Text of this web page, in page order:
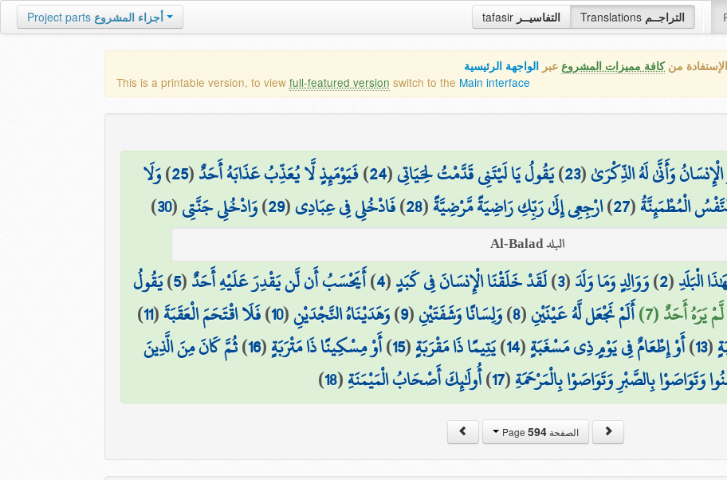
tafasir التفاسيــر Translations التراجــم Project parts أجزاء المشروع
منكافة مميزات المشروع عبر الواجهة الرئيسية
This is a printable version, to view full-featured version switch to the Main interface
وَأَنَّىٰ لَهُ الذِّكْرَىٰ(
23
)يَقُولُ يَا لَيْتَنِي قَدَّمْتُ لِحَيَاتِي(
24
)فَيَوْمَئِذٍ لَّا يُعَذِّبُ عَذَابَهُ أَحَدٌ(
25
)وَلَا
الْمُطْمَئِنَّةُ(
27
)ارْجِعِي إِلَىٰ رَبِّكِ رَاضِيَةً مَّرْضِيَّةً(
28
)فَادْخُلِي فِي عِبَادِي(
29
)وَادْخُلِي جَنَّتِي(
30
)
البلد Al-Balad
الْبَلَدِ(
2
)وَوَالِدٍ وَمَا وَلَدَ(
3
)لَقَدْ خَلَقْنَا الْإِنسَانَ فِي كَبَدٍ(
4
)أَيَحْسَبُ أَن لَّن يَقْدِرَ عَلَيْهِ أَحَدٌ(
5
)يَقُولُ
يَرَهُ أَحَدٌ (7) أَلَمْ نَجْعَل لَّهُ عَيْنَيْنِ(
8
)وَلِسَانًا وَشَفَتَيْنِ(
9
)وَهَدَيْنَاهُ النَّجْدَيْنِ(
10
)فَلَا اقْتَحَمَ الْعَقَبَةَ(
11
)
(
13
)أَوْ إِطْعَامٌ فِي يَوْمٍ ذِي مَسْغَبَةٍ(
14
)يَتِيمًا ذَا مَقْرَبَةٍ(
15
)أَوْ مِسْكِينًا ذَا مَتْرَبَةٍ(
16
)ثُمَّ كَانَ مِنَ الَّذِينَ
وَتَوَاصَوْا بِالصَّبْرِ وَتَوَاصَوْا بِالْمَرْحَمَةِ(
17
)أُولَٰئِكَ أَصْحَابُ الْمَيْمَنَةِ(
18
)
الصفحة Page594